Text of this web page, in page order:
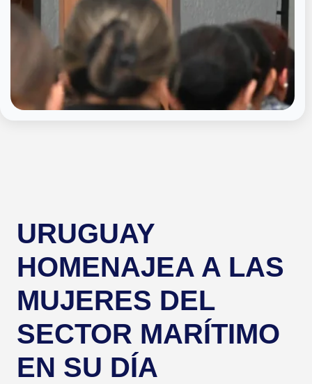
URUGUAY
HOMENAJEA A LAS
MUJERES DEL
SECTOR MARÍTIMO
EN SU DÍA